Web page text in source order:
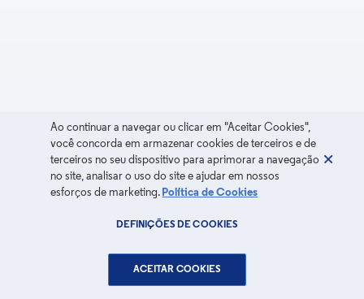
Ao continuar a navegar ou clicar em "Aceitar Cookies",
você concorda em armazenar cookies de terceiros e de
terceiros no seu dispositivo para aprimorar a navegação
no site, analisar o uso do site e ajudar em nossos
esforços de marketing. Política de Cookies
DEFINIÇÕES DE COOKIES
ACEITAR COOKIES